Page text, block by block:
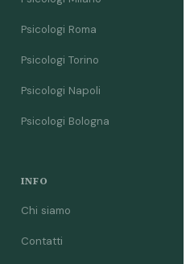
Psicologi Roma
Psicologi Torino
Psicologi Napoli
Psicologi Bologna
INFO
Chi siamo
Contatti